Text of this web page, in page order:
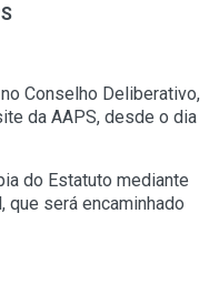
Conselho Deliberativo,
da AAPS, desde o dia
do Estatuto mediante
que será encaminhado